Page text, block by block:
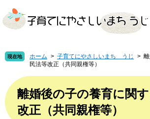
ー
ジ
ニ
ュ
本
文
現在地 ホーム > 子育てにやさしいまち うじ >
民法等改正（共同親権等）
文
離婚後の子の養育に関
改正（共同親権等）